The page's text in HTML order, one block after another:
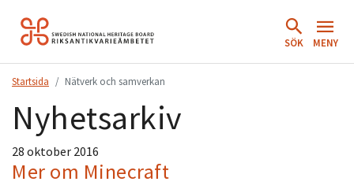
Hoppa
till
SÖK MENY
Startsida Nätverk och samverkan
Nyhetsarkiv
28 oktober 2016
Mer om Minecraft